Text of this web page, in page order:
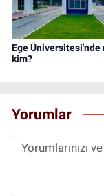
Ege Üniversitesi'nde
kim?
Yorumlar